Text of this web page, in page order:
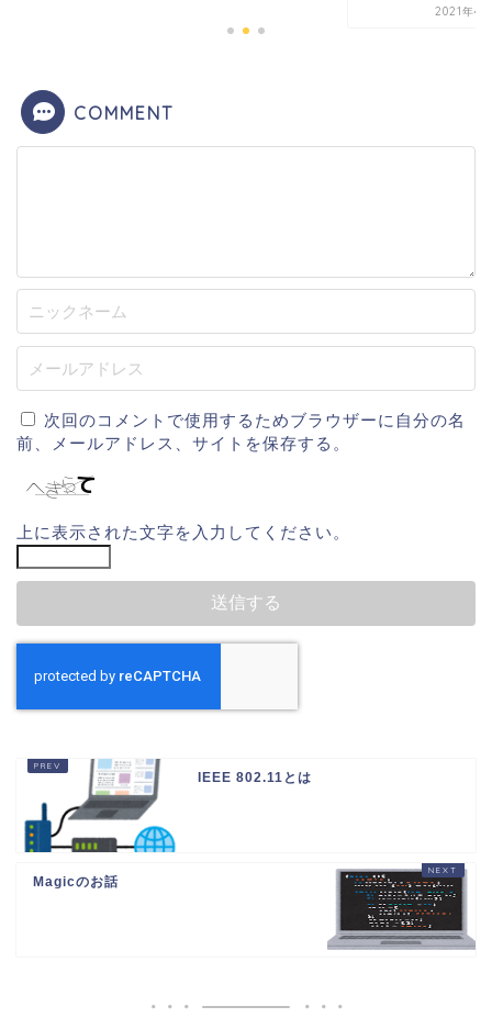
2021年4
COMMENT
次回のコメントで使用するためブラウザーに自分の名
前、メールアドレス、サイトを保存する。
上に表示された文字を入力してください。
IEEE 802.11とは
Magicのお話